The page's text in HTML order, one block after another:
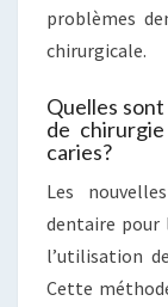
problèmes
chirurgicale.
Quelles
de
caries?
Les
dentaire pour
l’utilisation
Cette